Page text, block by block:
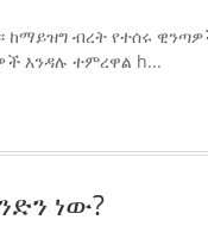
ከማይዝግ ብረት የተሰሩ
እንዳሉ ተምረዋል h...
ነው?